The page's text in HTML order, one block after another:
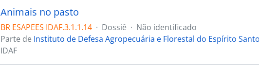
Animais no pasto
BR ESAPEES IDAF.3.1.1.14 · Dossiê · Não identificado
Parte de Instituto de Defesa Agropecuária e Florestal do Espírito Santo
IDAF